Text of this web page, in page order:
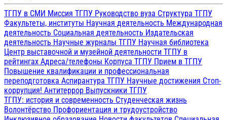
ТГПУ в СМИ Миссия ТГПУ Руководство вуза Структура ТГПУ
Факультеты, институты Научная деятельность Международная
деятельность Социальная деятельность Издательская
деятельность Научные журналы ТГПУ Научная библиотека
Центр выставочной и музейной деятельности ТГПУ в
рейтингах Адреса/телефоны Корпуса ТГПУ Прием в ТГПУ
Повышение квалификации и профессиональная
переподготовка Аспирантура ТГПУ Научные достижения Стоп-
коррупция! Антитеррор Выпускники ТГПУ
ТГПУ: история и современность Студенческая жизнь
Волонтёрство Профориентация и трудоустройство